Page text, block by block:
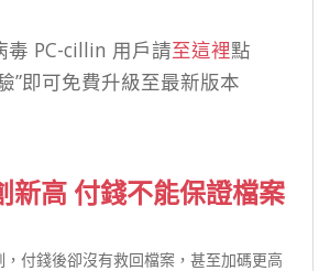
毒 PC-cillin 用戶請至這裡點
”即可免費升級至最新版本
新高 付錢不能保證檔案
付錢後卻沒有救回檔案，甚至加碼更高